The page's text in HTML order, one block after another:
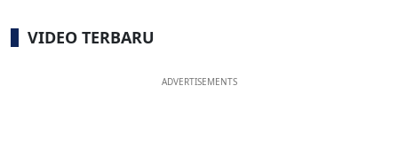
VIDEO TERBARU
ADVERTISEMENTS